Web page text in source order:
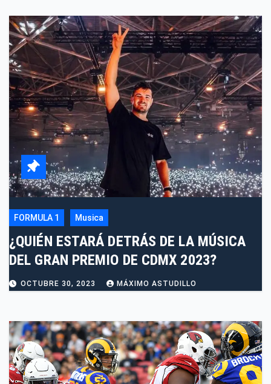
FORMULA 1 Musica
¿QUIÉN ESTARÁ DETRÁS DE LA MÚSICA
DEL GRAN PREMIO DE CDMX 2023?
OCTUBRE 30, 2023 MÁXIMO ASTUDILLO